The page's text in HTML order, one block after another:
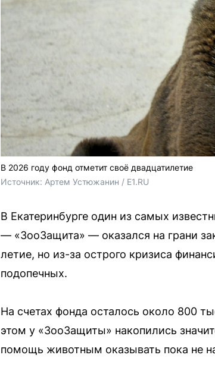
В 2026 году фонд отметит своё двадцатилетие
Источник: Артем Устюжанин / E1.RU
В Екатеринбурге один из самых
— «ЗооЗащита» — оказался на грани
летие, но из-за острого кризиса
подопечных.
На счетах фонда осталось около 800
этом у «ЗооЗащиты» накопились
помощь животным оказывать пока не